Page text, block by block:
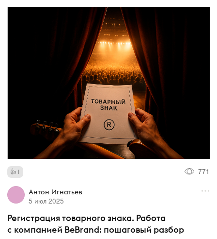
1 771
Антон Игнатьев
5 июл 2025
Регистрация товарного знака. Работа
с компанией BeBrand: пошаговый разбор